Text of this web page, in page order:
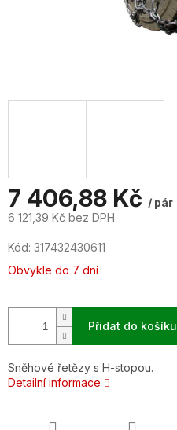
7 406,88 Kč / pár
6 121,39 Kč bez DPH
cena:
Kód: 317432430611
Obvykle do 7 dní
Přidat do košíku
Sněhové řetězy s H-stopou.
Detailní informace